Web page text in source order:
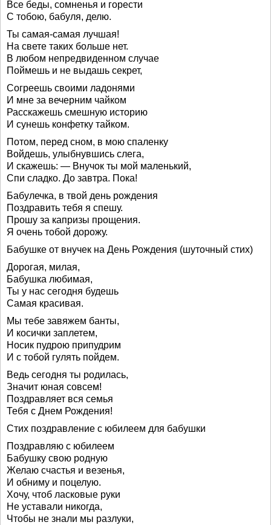
Все беды, сомненья и горести
С тобою, бабуля, делю.
Ты самая-самая лучшая!
На свете таких больше нет.
В любом непредвиденном случае
Поймешь и не выдашь секрет,
Согреешь своими ладонями
И мне за вечерним чайком
Расскажешь смешную историю
И сунешь конфетку тайком.
Потом, перед сном, в мою спаленку
Войдешь, улыбнувшись слега,
И скажешь: — Внучок ты мой маленький,
Спи сладко. До завтра. Пока!
Бабулечка, в твой день рождения
Поздравить тебя я спешу.
Прошу за капризы прощения.
Я очень тобой дорожу.
Бабушке от внучек на День Рождения (шуточный стих)
Дорогая, милая,
Бабушка любимая,
Ты у нас сегодня будешь
Самая красивая.
Мы тебе завяжем банты,
И косички заплетем,
Носик пудрою припудрим
И с тобой гулять пойдем.
Ведь сегодня ты родилась,
Значит юная совсем!
Поздравляет вся семья
Тебя с Днем Рождения!
Стих поздравление с юбилеем для бабушки
Поздравляю с юбилеем
Бабушку свою родную
Желаю счастья и везенья,
И обниму и поцелую.
Хочу, чтоб ласковые руки
Не уставали никогда,
Чтобы не знали мы разлуки,